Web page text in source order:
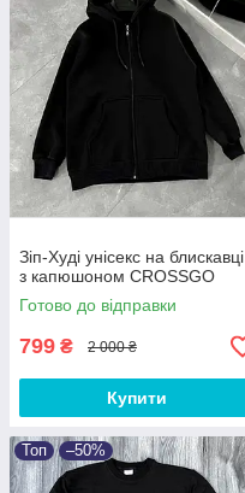
Зіп-Худі унісекс на блискавці
з капюшоном CROSSGO
Готово до відправки
799 ₴ 2 000 ₴
Купити
Топ –50%